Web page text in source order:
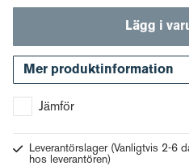
Lägg i
Mer produktinformation
Jämför
Leverantörslager (Vanligtvis 2-6
hos leverantören)